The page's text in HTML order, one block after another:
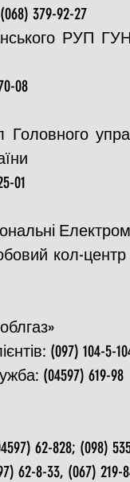
Поліція
Добровільна
захист
379-92-27
08
Головного
01
(097) 104-5-
(04597) 619-98
62-828; (098)
8-33, (067) 219-